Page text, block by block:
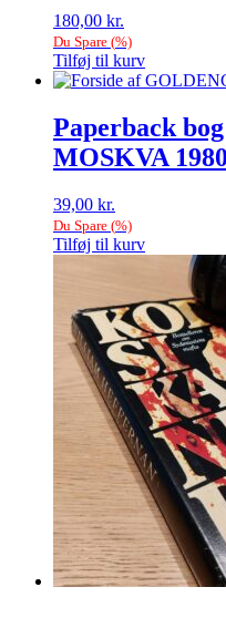
180,00 kr.
Du Spare (%)
Tilføj til kurv
Paperback
MOSKVA
39,00 kr.
Du Spare (%)
Tilføj til kurv